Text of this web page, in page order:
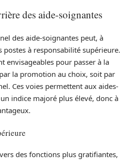
des aide-soignantes
des aide-soignantes peut, à
postes à responsabilité supérieure.
envisageables pour passer à la
la promotion au choix, soit par
Ces voies permettent aux aides-
indice majoré plus élevé, donc à
des fonctions plus gratifiantes,